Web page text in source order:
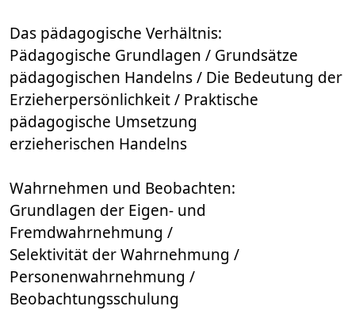
Das pädagogische Verhältnis:
Pädagogische Grundlagen / Grundsätze
pädagogischen Handelns / Die Bedeutung der
Erzieherpersönlichkeit / Praktische
pädagogische Umsetzung
erzieherischen Handelns
Wahrnehmen und Beobachten:
Grundlagen der Eigen- und
Fremdwahrnehmung /
Selektivität der Wahrnehmung /
Personenwahrnehmung /
Beobachtungsschulung